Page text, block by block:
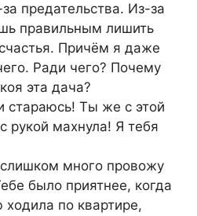
предательства. Из-за
правильным лишить
Причём я даже
Ради чего? Почему
эта дача?
стараюсь! Ты же с этой
рукой махнула! Я тебя
много провожу
было приятнее, когда
по квартире,